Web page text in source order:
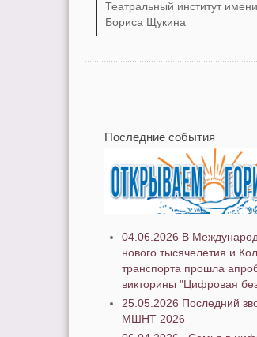
Театральный институт имени
Бориса Щукина
Последние события
04.06.2026 В
нового тысячелетия и
транспорта прошла
викторины "Цифровая
25.05.2026 Последний
МШНТ 2026